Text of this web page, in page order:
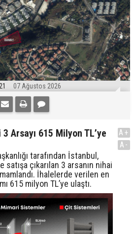
07 Ağustos 2026
Arsayı 615 Milyon TL’ye
tarafından İstanbul,
satışa çıkarılan 3 arsanın nihai
İhalelerde verilen en
615 milyon TL’ye ulaştı.
A+
A-